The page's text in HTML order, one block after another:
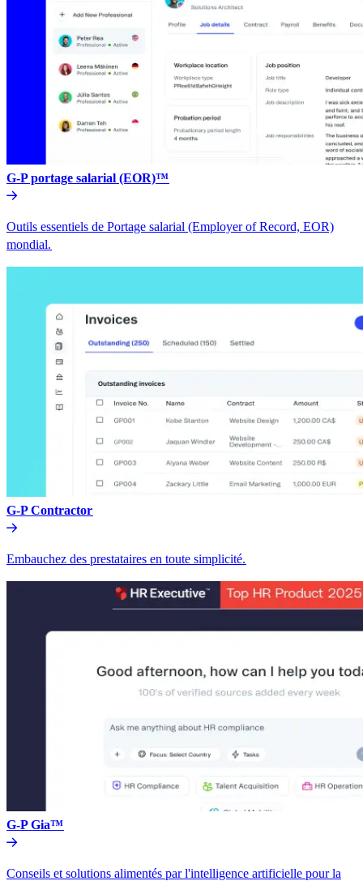
G-P portage salarial (EOR)™​​
Outils essentiels de Portage salarial (Employer of Record, EOR)
mondial.​​
G-P Contractor​​
Embauchez des prestataires en toute simplicité.​​
G-P Gia™​​
Conseils et solutions alimentés par l'intelligence artificielle pour la